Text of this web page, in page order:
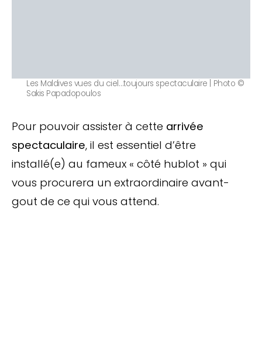
Les Maldives vues du ciel…toujours spectaculaire | Photo ©
Sakis Papadopoulos
Pour pouvoir assister à cette arrivée
spectaculaire, il est essentiel d’être
installé(e) au fameux « côté hublot » qui
vous procurera un extraordinaire avant-
gout de ce qui vous attend.